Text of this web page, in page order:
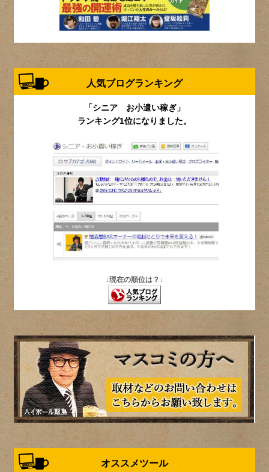
人気ブログランキング
「シニア お小遣い稼ぎ」
ランキング1位になりました。
↓現在の順位は？↓
オススメツール